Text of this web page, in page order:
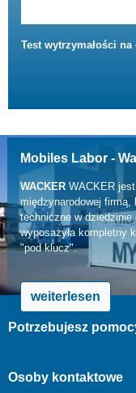
Test wytrzymałości
Mobiles Labor -
WACKERWACKER jest
międzynarodowej firmą,
techniczne w dziedzinie
wyposażyła kompletny
"pod klucz".
weiterlesen
Potrzebujesz
Osoby kontaktowe